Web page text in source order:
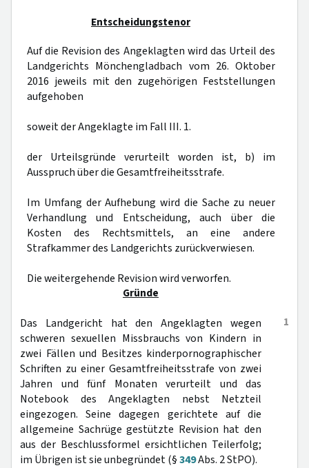
Entscheidungstenor
Auf die Revision des Angeklagten wird das Urteil des
Landgerichts Mönchengladbach vom 26. Oktober
2016 jeweils mit den zugehörigen Feststellungen
aufgehoben
soweit der Angeklagte im Fall III. 1.
der Urteilsgründe verurteilt worden ist, b) im
Ausspruch über die Gesamtfreiheitsstrafe.
Im Umfang der Aufhebung wird die Sache zu neuer
Verhandlung und Entscheidung, auch über die
Kosten des Rechtsmittels, an eine andere
Strafkammer des Landgerichts zurückverwiesen.
Die weitergehende Revision wird verworfen.
Gründe
1
Das Landgericht hat den Angeklagten wegen
schweren sexuellen Missbrauchs von Kindern in
zwei Fällen und Besitzes kinderpornographischer
Schriften zu einer Gesamtfreiheitsstrafe von zwei
Jahren und fünf Monaten verurteilt und das
Notebook des Angeklagten nebst Netzteil
eingezogen. Seine dagegen gerichtete auf die
allgemeine Sachrüge gestützte Revision hat den
aus der Beschlussformel ersichtlichen Teilerfolg;
im Übrigen ist sie unbegründet (§349Abs. 2 StPO).